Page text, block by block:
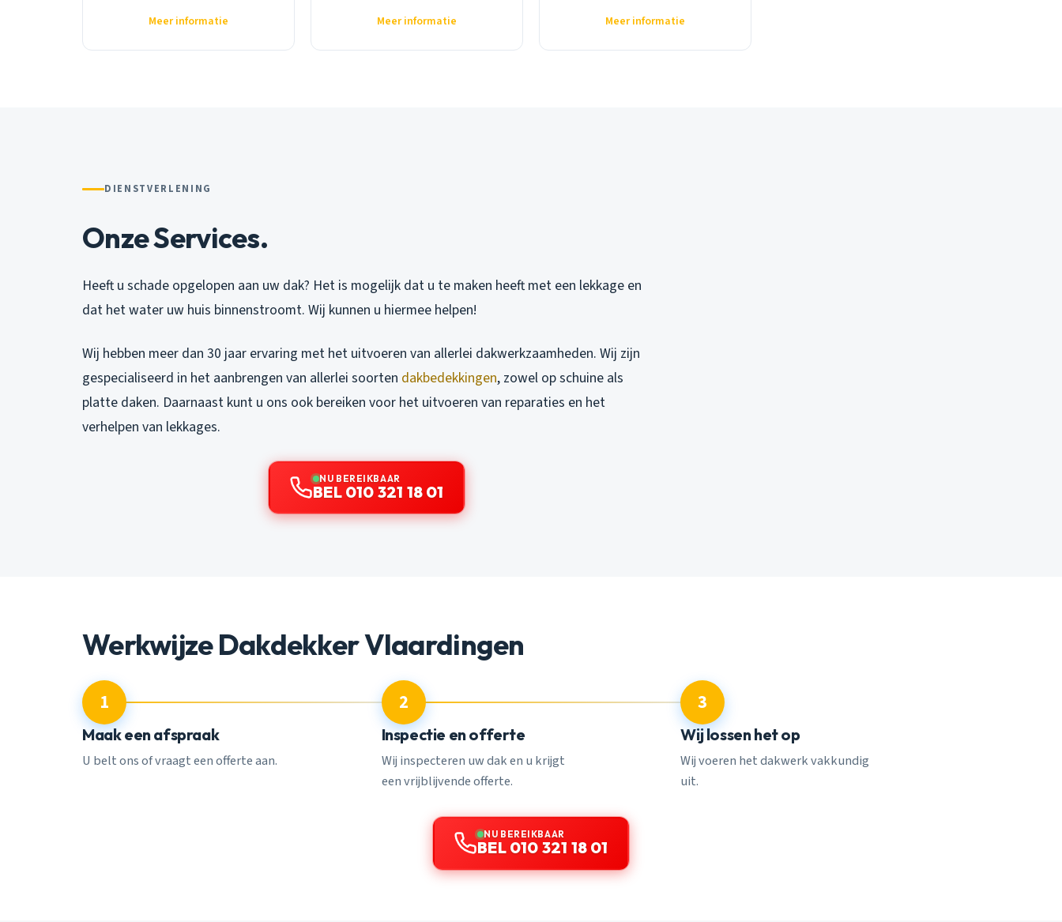
Meer informatie Meer informatie Meer informatie
DIENSTVERLENING
Onze Services.
Heeft u schade opgelopen aan uw dak? Het is mogelijk dat u te maken heeft met een lekkage en
dat het water uw huis binnenstroomt. Wij kunnen u hiermee helpen!
Wij hebben meer dan 30 jaar ervaring met het uitvoeren van allerlei dakwerkzaamheden. Wij zijn
gespecialiseerd in het aanbrengen van allerlei soorten dakbedekkingen, zowel op schuine als
platte daken. Daarnaast kunt u ons ook bereiken voor het uitvoeren van reparaties en het
verhelpen van lekkages.
NU BEREIKBAAR
BEL 010 321 18 01
Werkwijze Dakdekker Vlaardingen
1
Maak een afspraak
U belt ons of vraagt een offerte aan.
2
Inspectie en offerte
Wij inspecteren uw dak en u krijgt
een vrijblijvende offerte.
3
Wij lossen het op
Wij voeren het dakwerk vakkundig
uit.
NU BEREIKBAAR
BEL 010 321 18 01